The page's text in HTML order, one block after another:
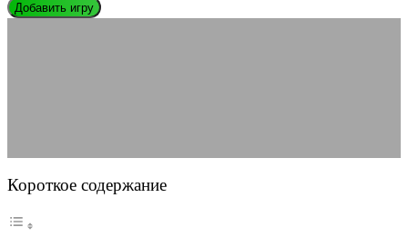
Добавить игру
Короткое содержание